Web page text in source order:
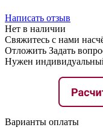
Написать отзыв
Нет в наличии
Свяжитесь с нами
Отложить Задать
Нужен
Варианты оплаты